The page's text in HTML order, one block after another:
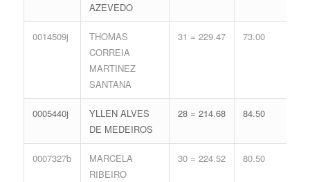
AZEVEDO
0014509j
THOMAS
CORREIA
MARTINEZ
SANTANA
31 = 229.47 73.00
0005440j
YLLEN ALVES
DE MEDEIROS
28 = 214.68 84.50
0007327b
MARCELA
RIBEIRO
30 = 224.52 80.50